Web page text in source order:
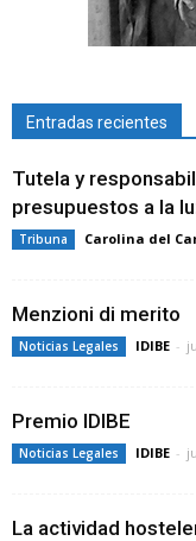
Entradas recientes
Tutela y
presupuestos a la
Tribuna Carolina del
Menzioni di merito
Noticias Legales IDIBE -
Premio IDIBE
Noticias Legales IDIBE -
La actividad